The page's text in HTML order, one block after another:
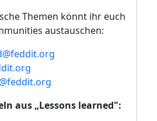
Themen könnt ihr euch
austauschen:
aus „Lessons learned":